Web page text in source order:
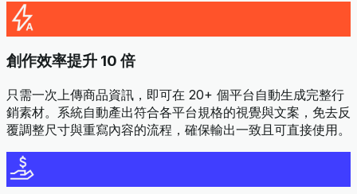
創作效率提升 10 倍
只需一次上傳商品資訊，即可在 20+ 個平台自動生成完整行
銷素材。系統自動產出符合各平台規格的視覺與文案，免去反
覆調整尺寸與重寫內容的流程，確保輸出一致且可直接使用。